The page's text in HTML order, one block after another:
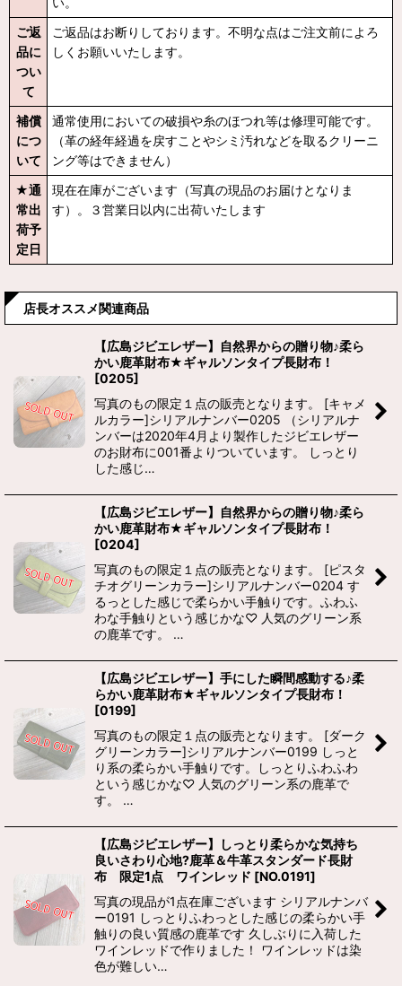
ご返
品に
つい
て
ご返品はお断りしております。不明な点はご注文前によろ
しくお願いいたします。
補償
につ
いて
通常使用においての破損や糸のほつれ等は修理可能です。
（革の経年経過を戻すことやシミ汚れなどを取るクリーニ
ング等はできません）
★通
常出
荷予
定日
現在在庫がございます（写真の現品のお届けとなりま
す）。３営業日以内に出荷いたします
店長オススメ関連商品
【広島ジビエレザー】自然界からの贈り物♪柔ら
かい鹿革財布★ギャルソンタイプ長財布！
[0205]
写真のもの限定１点の販売となります。 [キャメ
ルカラー]シリアルナンバー0205 （シリアルナ
ンバーは2020年4月より製作したジビエレザー
のお財布に001番よりついています。 しっとり
した感じ…
【広島ジビエレザー】自然界からの贈り物♪柔ら
かい鹿革財布★ギャルソンタイプ長財布！
[0204]
写真のもの限定１点の販売となります。 [ピスタ
チオグリーンカラー]シリアルナンバー0204 す
るっとした感じで柔らかい手触りです。ふわふ
わな手触りという感じかな♡ 人気のグリーン系
の鹿革です。 …
【広島ジビエレザー】手にした瞬間感動する♪柔
らかい鹿革財布★ギャルソンタイプ長財布！
[0199]
写真のもの限定１点の販売となります。 [ダーク
グリーンカラー]シリアルナンバー0199 しっと
り系の柔らかい手触りです。しっとりふわふわ
という感じかな♡ 人気のグリーン系の鹿革で
す。 …
【広島ジビエレザー】しっとり柔らかな気持ち
良いさわり心地?鹿革＆牛革スタンダード長財
布 限定1点 ワインレッド [NO.0191]
写真の現品が1点在庫ございます シリアルナンバ
ー0191 しっとりふわっとした感じの柔らかい手
触りの良い質感の鹿革です 久しぶりに入荷した
ワインレッドで作りました！ ワインレッドは染
色が難しい…